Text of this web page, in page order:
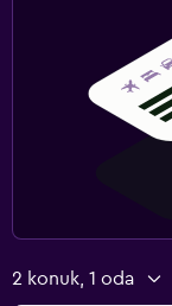
2 konuk, 1 oda